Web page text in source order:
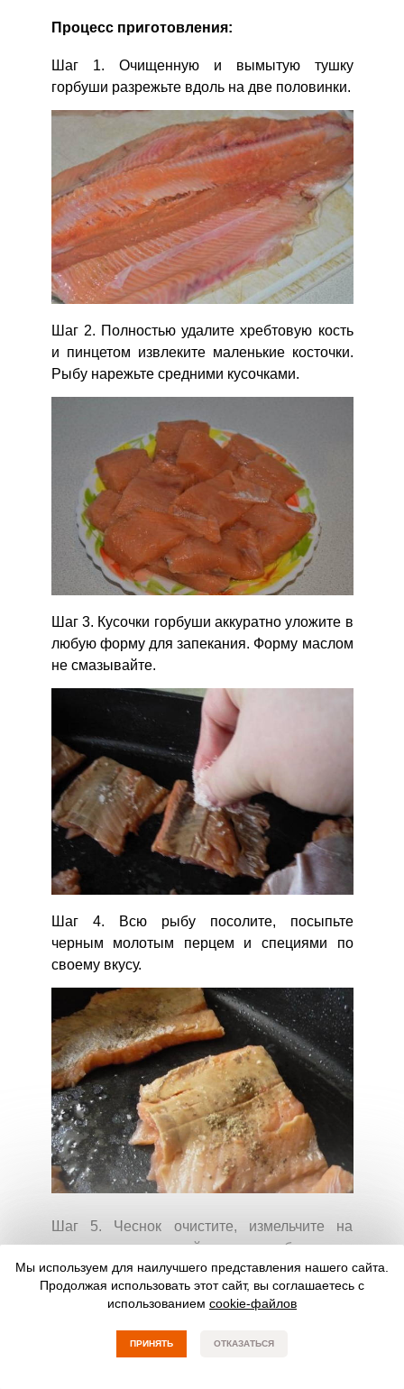
Процесс приготовления:
Шаг 1. Очищенную и вымытую тушку
горбуши разрежьте вдоль на две половинки.
Шаг 2. Полностью удалите хребтовую кость
и пинцетом извлеките маленькие косточки.
Рыбу нарежьте средними кусочками.
Шаг 3. Кусочки горбуши аккуратно уложите в
любую форму для запекания. Форму маслом
не смазывайте.
Шаг 4. Всю рыбу посолите, посыпьте
черным молотым перцем и специями по
своему вкусу.
Шаг 5. Чеснок очистите, измельчите на
чесночнице и смешайте его с необходимым
количеством сметаны.
Мы используем для наилучшего представления нашего сайта.
Продолжая использовать этот сайт, вы соглашаетесь с
использованием cookie-файлов
ПРИНЯТЬ ОТКАЗАТЬСЯ